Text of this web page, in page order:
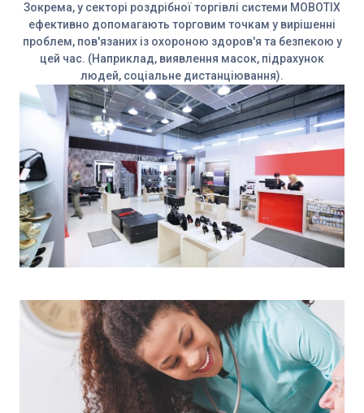
Зокрема, у секторі роздрібної торгівлі системи MOBOTIX
ефективно допомагають торговим точкам у вирішенні
проблем, пов'язаних із охороною здоров'я та безпекою у
цей час. (Наприклад, виявлення масок, підрахунок
людей, соціальне дистанціювання).